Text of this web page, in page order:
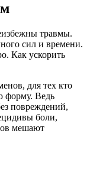
травмы.
сил и времени.
Как ускорить
для тех кто
форму. Ведь
повреждений,
боли,
мешают